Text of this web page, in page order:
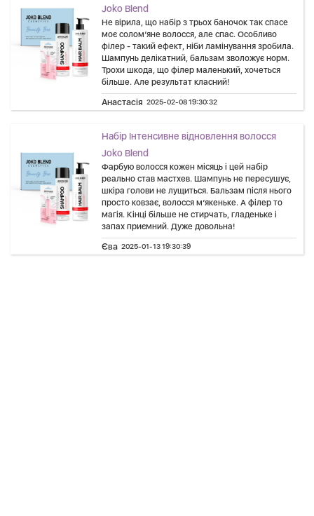
Joko Blend
Не вірила, що набір з трьох баночок так спасе
моє солом’яне волосся, але спас. Особливо
філер - такий ефект, ніби ламінування зробила.
Шампунь делікатний, бальзам зволожує норм.
Трохи шкода, що філер маленький, хочеться
більше. Але результат класний!
Анастасія 2025-02-08 19:30:32
Набір Інтенсивне відновлення волосся
Joko Blend
Фарбую волосся кожен місяць і цей набір
реально став мастхев. Шампунь не пересушує,
шкіра голови не лущиться. Бальзам після нього
просто ковзає, волосся м’якеньке. А філер то
магія. Кінці більше не стирчать, гладеньке і
запах приємний. Дуже довольна!
Єва 2025-01-13 19:30:39